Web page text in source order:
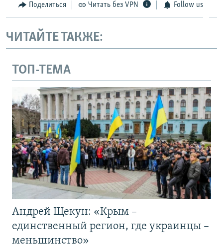
Поделиться Читать без VPN Follow us
ЧИТАЙТЕ ТАКЖЕ:
ТОП-ТЕМА
Андрей Щекун: «Крым –
единственный регион, где украинцы –
меньшинство»